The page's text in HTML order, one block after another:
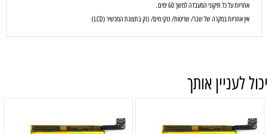
אחריות על כל תיקוני המעבדה למשך 60 ימים.
אין אחריות במקרה של שבר/ שריטות/ נזקי מים/ נזק בתצוגת המכשיר (LCD)
יכול לעניין אותך